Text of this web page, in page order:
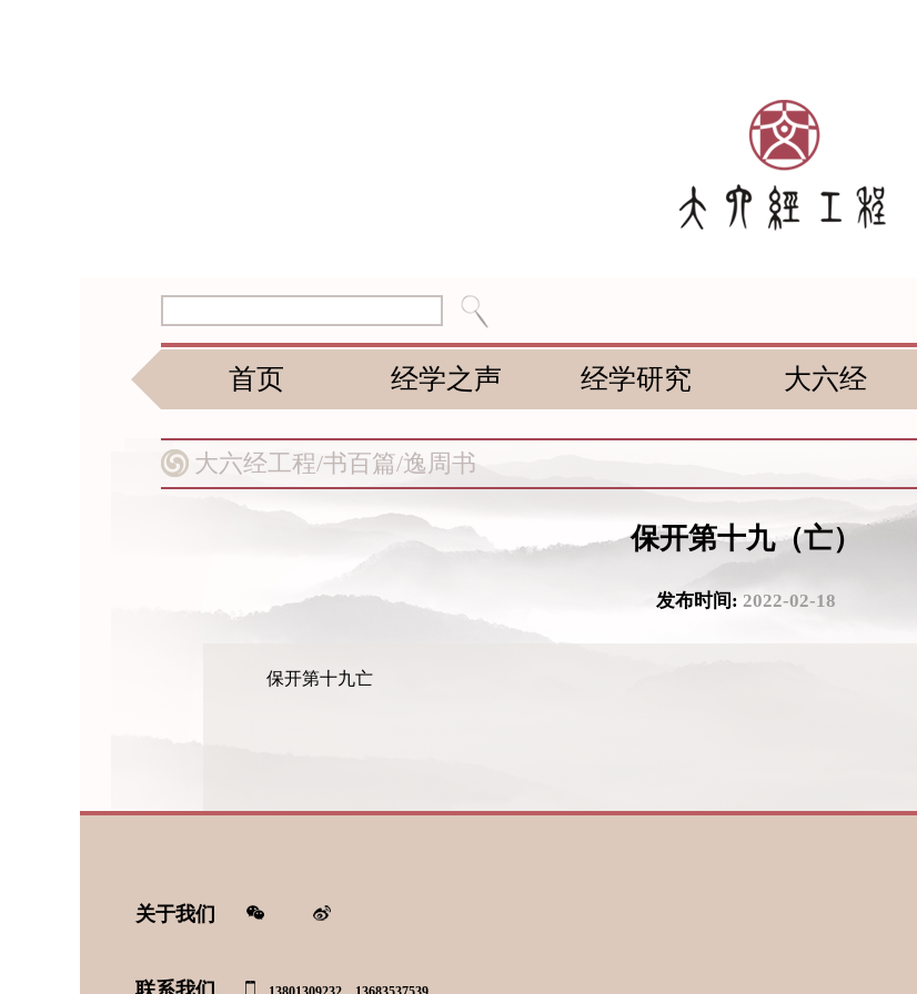
首页 经学之声 经学研究 大六经
大六经工程/书百篇/逸周书
保开第十九（亡）
发布时间: 2022-02-18
保开第十九亡
关于我们
联系我们